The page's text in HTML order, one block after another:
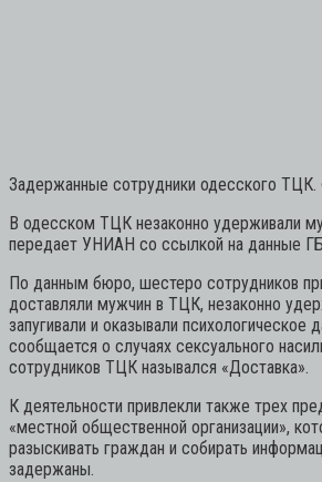
Задержанные сотрудники одесского
В одесском ТЦК незаконно удерживали
передает УНИАН со ссылкой на данные
По данным бюро, шестеро сотрудников
доставляли мужчин в ТЦК, незаконно
запугивали и оказывали психологическое
сообщается о случаях сексуального
сотрудников ТЦК назывался «Доставка».
К деятельности привлекли также трех
«местной общественной организации»,
разыскивать граждан и собирать
задержаны.